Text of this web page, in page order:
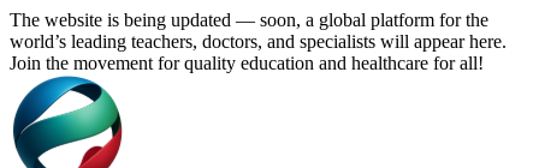
The website is being updated — soon, a global platform for the
world’s leading teachers, doctors, and specialists will appear here.
Join the movement for quality education and healthcare for all!